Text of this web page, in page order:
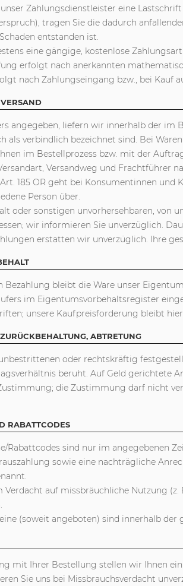
Zahlungsdienstleister eine
tragen Sie die dadurch
entstanden ist.
eine gängige, kostenlose
erfolgt nach anerkannten
nach Zahlungseingang bzw., bei Kauf
angegeben, liefern wir innerhalb der im
als verbindlich bezeichnet sind. Bei
im Bestellprozess bzw. mit der
Versandweg und Frachtführer
185 OR geht bei Konsumentinnen
Person über.
oder sonstigen unvorhersehbaren, von
wir informieren Sie unverzüglich.
erstatten wir unverzüglich. Ihre
Bezahlung bleibt die Ware unser
im Eigentumsvorbehaltsregister
unsere Kaufpreisforderung bleibt
ABTRETUNG
oder rechtskräftig
beruht. Auf Geld gerichtete
die Zustimmung darf nicht
RABATTCODES
Rabattcodes sind nur im angegebenen
sowie eine nachträgliche
Verdacht auf missbräuchliche Nutzung
(soweit angeboten) sind innerhalb
mit Ihrer Bestellung stellen wir Ihnen
Sie uns bei Missbrauchsverdacht